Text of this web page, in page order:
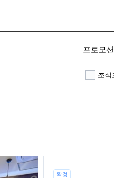
프로모션
조식
확정